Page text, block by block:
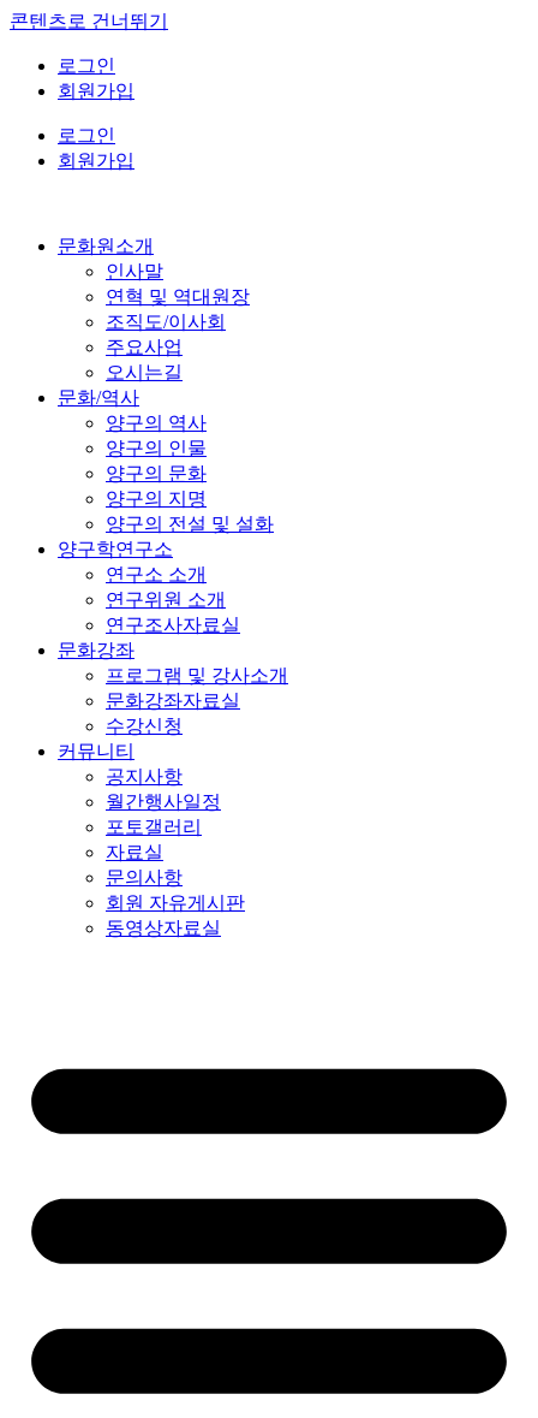
콘텐츠로 건너뛰기
로그인
회원가입
로그인
회원가입
문화원소개
인사말
연혁 및 역대원장
조직도/이사회
주요사업
오시는길
문화/역사
양구의 역사
양구의 인물
양구의 문화
양구의 지명
양구의 전설 및 설화
양구학연구소
연구소 소개
연구위원 소개
연구조사자료실
문화강좌
프로그램 및 강사소개
문화강좌자료실
수강신청
커뮤니티
공지사항
월간행사일정
포토갤러리
자료실
문의사항
회원 자유게시판
동영상자료실